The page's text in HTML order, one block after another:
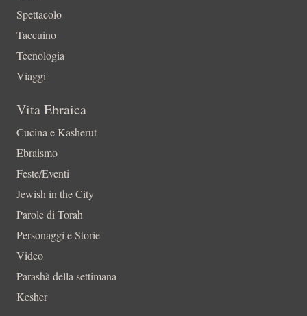
Spettacolo
Taccuino
Tecnologia
Viaggi
Vita Ebraica
Cucina e Kasherut
Ebraismo
Feste/Eventi
Jewish in the City
Parole di Torah
Personaggi e Storie
Video
Parashà della settimana
Kesher